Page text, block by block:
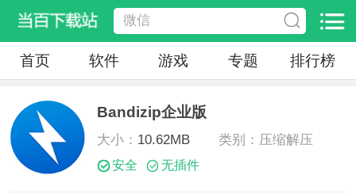
首页 软件 游戏 专题 排行榜
Bandizip企业版
大小： 10.62MB 类别：压缩解压
安全 无插件